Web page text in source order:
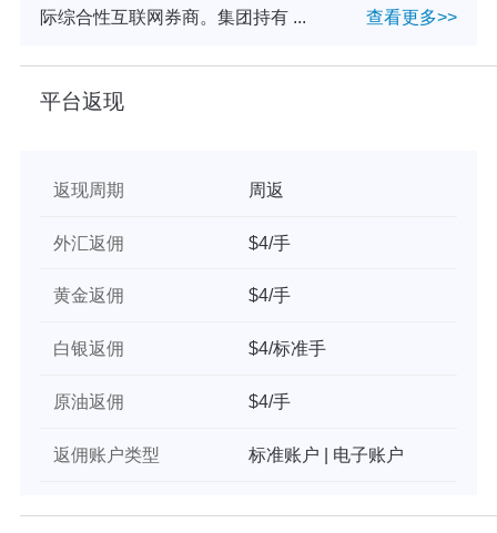
际综合性互联网券商。集团持有 ...
查看更多>>
平台返现
返现周期 周返
外汇返佣 $4/手
黄金返佣 $4/手
白银返佣 $4/标准手
原油返佣 $4/手
返佣账户类型 标准账户 | 电子账户